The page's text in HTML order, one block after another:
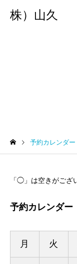
株）山久
ブログサンプ
予約カレンダー
「◯」は空きがござ
予約カレンダー
月 火